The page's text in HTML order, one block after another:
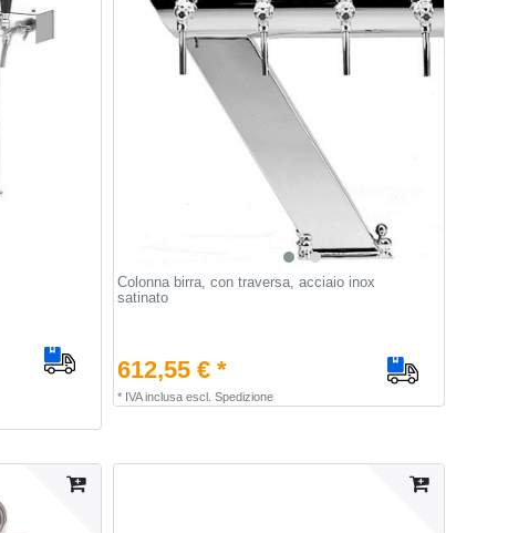
Colonna birra, con traversa, acciaio inox
satinato
612,55 € *
* IVA inclusaescl. Spedizione